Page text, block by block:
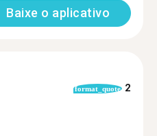
Baixe o aplicativo
format_quote 2